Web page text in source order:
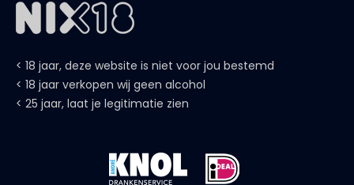
< 18 jaar, deze website is niet voor jou bestemd
< 18 jaar verkopen wij geen alcohol
< 25 jaar, laat je legitimatie zien